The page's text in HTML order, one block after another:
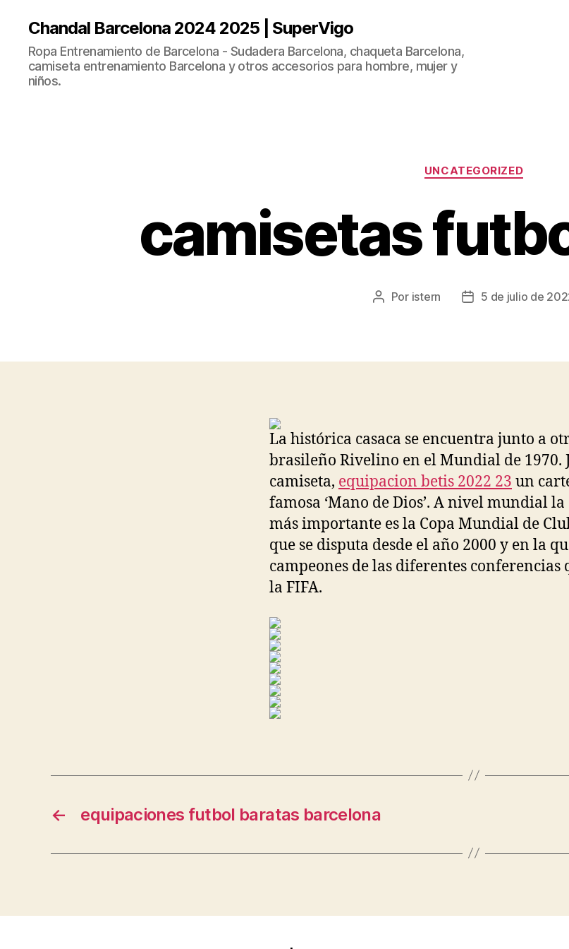
Chandal Barcelona 2024 2025 | SuperVigo
Ropa Entrenamiento de Barcelona - Sudadera Barcelona, chaqueta Barcelona,
camiseta entrenamiento Barcelona y otros accesorios para hombre, mujer y
niños.
Categorías
UNCATEGORIZED
camisetas
Autor
Por istern
Fecha5 de julio de
La histórica casaca se encuentra junto a
brasileño Rivelino en el Mundial de 1970.
camiseta, equipacion betis 2022 23 un
famosa ‘Mano de Dios’. A nivel mundial
más importante es la Copa Mundial de
que se disputa desde el año 2000 y en la
campeones de las diferentes
la FIFA.
← equipaciones futbol baratas barcelona